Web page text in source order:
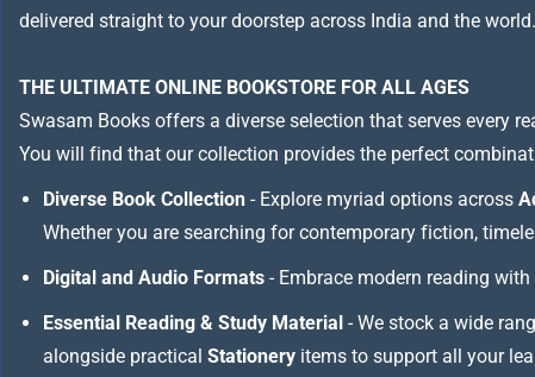
delivered straight to your doorstep across India and the world.
THE ULTIMATE ONLINE BOOKSTORE FOR ALL AGES
Swasam Books offers a diverse selection that serves every
You will find that our collection provides the perfect
Diverse Book Collection - Explore myriad options across
Whether you are searching for contemporary fiction,
Digital and Audio Formats - Embrace modern reading
Essential Reading & Study Material - We stock a wide
alongside practical Stationery items to support all your